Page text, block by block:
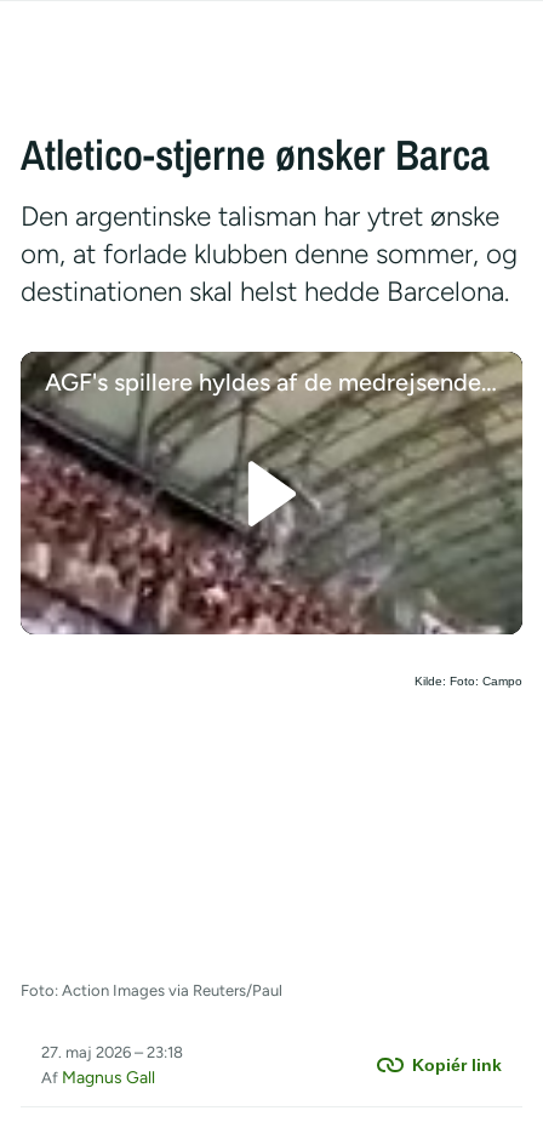
Atletico-stjerne ønsker Barca
Den argentinske talisman har ytret ønske
om, at forlade klubben denne sommer, og
destinationen skal helst hedde Barcelona.
AGF's spillere hyldes af de medrejsende tilhængere efter miraklet i Poznan
/
Kilde: Foto: Campo
Foto: Action Images via Reuters/Paul
Kopiér link
27. maj 2026 – 23:18
Af Magnus Gall